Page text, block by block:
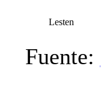
Lesten
Fuente: